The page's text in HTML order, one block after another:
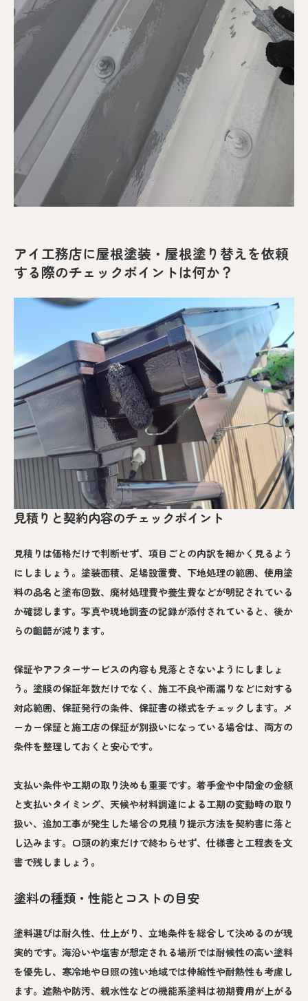
アイ工務店に屋根塗装・屋根塗り替えを依頼
する際のチェックポイントは何か？
見積りと契約内容のチェックポイント
見積りは価格だけで判断せず、項目ごとの内訳を細かく見るよう
にしましょう。塗装面積、足場設置費、下地処理の範囲、使用塗
料の品名と塗布回数、廃材処理費や養生費などが明記されている
か確認します。写真や現地調査の記録が添付されていると、後か
らの齟齬が減ります。
保証やアフターサービスの内容も見落とさないようにしましょ
う。塗膜の保証年数だけでなく、施工不良や雨漏りなどに対する
対応範囲、保証発行の条件、保証書の様式をチェックします。メ
ーカー保証と施工店の保証が別扱いになっている場合は、両方の
条件を整理しておくと安心です。
支払い条件や工期の取り決めも重要です。着手金や中間金の金額
と支払いタイミング、天候や材料調達による工期の変動時の取り
扱い、追加工事が発生した場合の見積り提示方法を契約書に落と
し込みます。口頭の約束だけで終わらせず、仕様書と工程表を文
書で残しましょう。
塗料の種類・性能とコストの目安
塗料選びは耐久性、仕上がり、立地条件を総合して決めるのが現
実的です。海沿いや塩害が想定される場所では耐候性の高い塗料
を優先し、寒冷地や日照の強い地域では伸縮性や耐熱性も考慮し
ます。遮熱や防汚、親水性などの機能系塗料は初期費用が上がる